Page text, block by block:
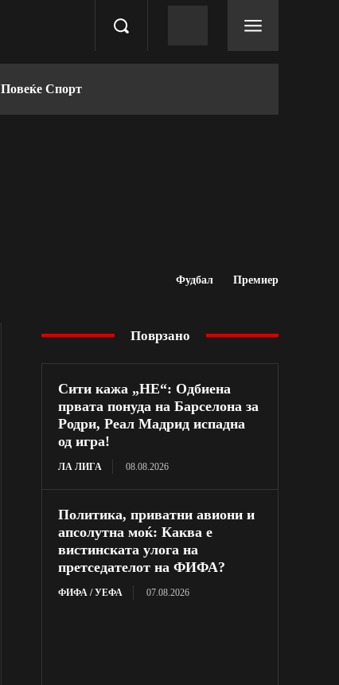
Повеќе Спорт
Фудбал Премиер
Поврзано
Сити кажа „НЕ“: Одбиена
првата понуда на Барселона за
Родри, Реал Мадрид испадна
од игра!
ЛА ЛИГА 08.08.2026
Политика, приватни авиони и
апсолутна моќ: Каква е
вистинската улога на
претседателот на ФИФА?
ФИФА / УЕФА 07.08.2026